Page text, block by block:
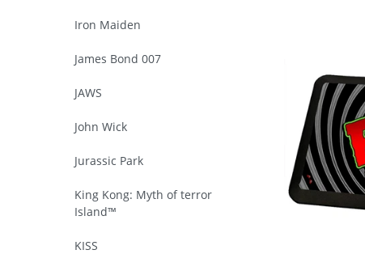
Iron Maiden
James Bond 007
JAWS
John Wick
Jurassic Park
King Kong: Myth of terror
Island™
KISS